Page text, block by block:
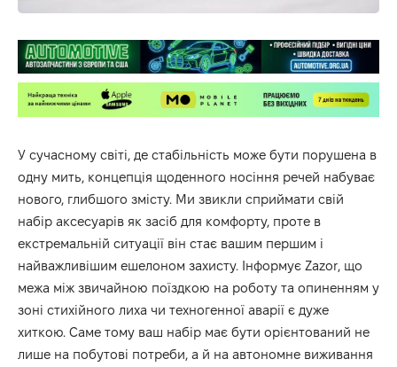
У сучасному світі, де стабільність може бути порушена в
одну мить, концепція щоденного носіння речей набуває
нового, глибшого змісту. Ми звикли сприймати свій
набір аксесуарів як засіб для комфорту, проте в
екстремальній ситуації він стає вашим першим і
найважливішим ешелоном захисту. Інформує Zazor, що
межа між звичайною поїздкою на роботу та опиненням у
зоні стихійного лиха чи техногенної аварії є дуже
хиткою. Саме тому ваш набір має бути орієнтований не
лише на побутові потреби, а й на автономне виживання